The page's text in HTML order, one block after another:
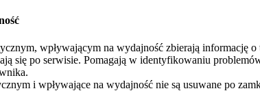
wpływającym na wydajność zbierają informację
się po serwisie. Pomagają w identyfikowaniu
i wpływające na wydajność nie są usuwane po